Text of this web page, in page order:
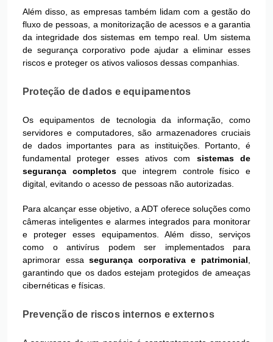
Além disso, as empresas também lidam com a gestão do
fluxo de pessoas, a monitorização de acessos e a garantia
da integridade dos sistemas em tempo real. Um sistema
de segurança corporativo pode ajudar a eliminar esses
riscos e proteger os ativos valiosos dessas companhias.
Proteção de dados e equipamentos
Os equipamentos de tecnologia da informação, como
servidores e computadores, são armazenadores cruciais
de dados importantes para as instituições. Portanto, é
fundamental proteger esses ativos com sistemas de
segurança completosque integrem controle físico e
digital, evitando o acesso de pessoas não autorizadas.
Para alcançar esse objetivo, a ADT oferece soluções como
câmeras inteligentes e alarmes integrados para monitorar
e proteger esses equipamentos. Além disso, serviços
como o antivírus podem ser implementados para
aprimorar essasegurança corporativa e patrimonial,
garantindo que os dados estejam protegidos de ameaças
cibernéticas e físicas.
Prevenção de riscos internos e externos